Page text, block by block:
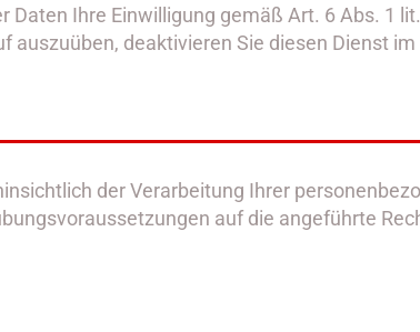
Ihre Einwilligung gemäß Art. 6 Abs. 1
deaktivieren Sie diesen Dienst
der Verarbeitung Ihrer
auf die angeführte